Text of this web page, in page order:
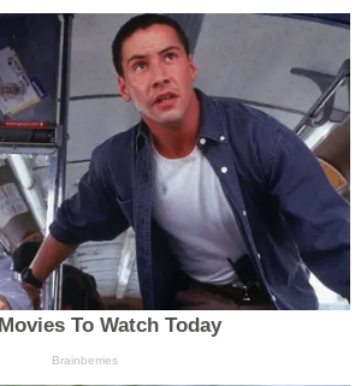
To Watch Today
Brainberries